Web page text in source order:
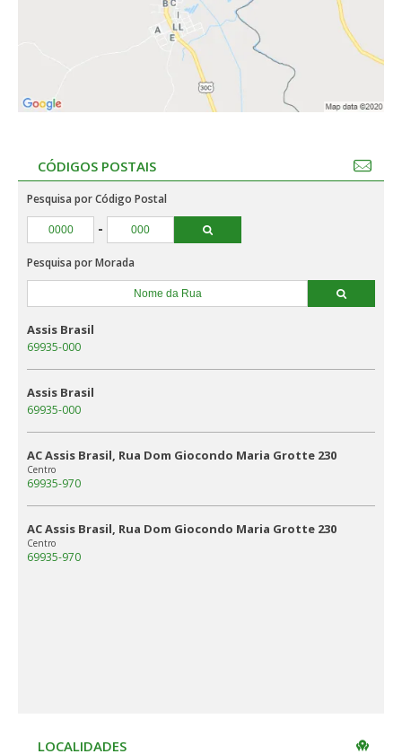
CÓDIGOS POSTAIS
Pesquisa por Código Postal
-
Pesquisa por Morada
Assis Brasil
69935-000
Assis Brasil
69935-000
AC Assis Brasil, Rua Dom Giocondo Maria Grotte 230
Centro
69935-970
AC Assis Brasil, Rua Dom Giocondo Maria Grotte 230
Centro
69935-970
LOCALIDADES